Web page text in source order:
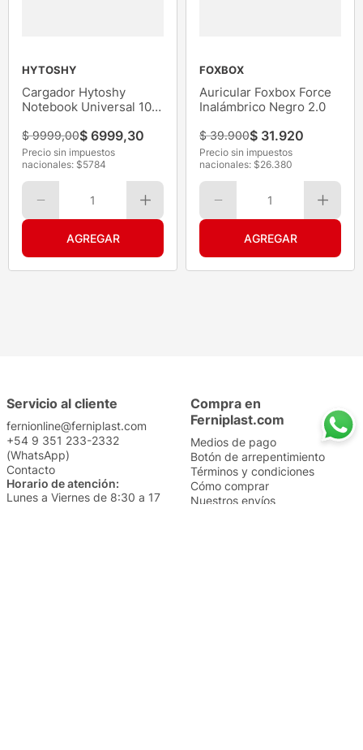
HYTOSHY
Cargador Hytoshy
Notebook Universal 10
$ 9999,00$ 6999,30
Precio sin impuestos
nacionales: $5784
1
FOXBOX
Auricular Foxbox Force
Inalámbrico Negro 2.0
$ 39.900$ 31.920
Precio sin impuestos
nacionales: $26.380
1
Servicio al cliente
fernionline@ferniplast.com
+54 9 351 233-2332
(WhatsApp)
Contacto
Horario de atención:
Lunes a Viernes de 8:30 a 17
Compra en
Ferniplast.com
Medios de pago
Botón de arrepentimiento
Términos y condiciones
Cómo comprar
Nuestros envíos